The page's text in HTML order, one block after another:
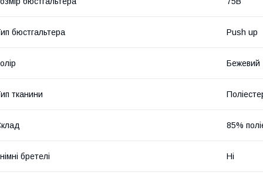
бюстгальтера Push up
Бежевий
тканини
85%
бретелі Ні